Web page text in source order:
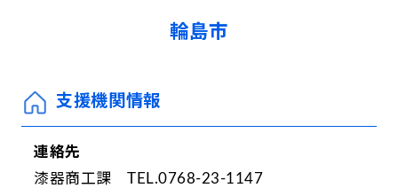
輪島市
支援機関情報
連絡先
漆器商工課 TEL.0768-23-1147